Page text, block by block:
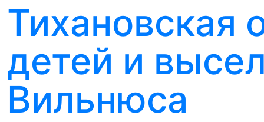
Тихановская
детей и
Вильнюса